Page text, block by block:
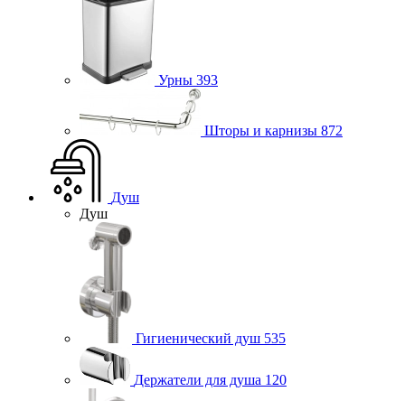
Урны 393
Шторы и карнизы 872
Душ
Душ
Гигиенический душ 535
Держатели для душа 120